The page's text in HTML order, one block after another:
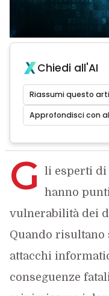
Chiedi all'AI
Riassumi questo
Approfondisci con
G li esperti di
hanno
vulnerabilità dei
Quando risultano
attacchi
conseguenze